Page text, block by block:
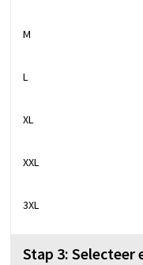
M
L
XL
XXL
3XL
Stap 3: Selecteer